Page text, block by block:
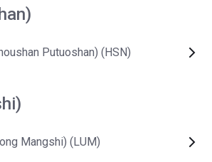
Putuoshan) (HSN)
Mangshi) (LUM)